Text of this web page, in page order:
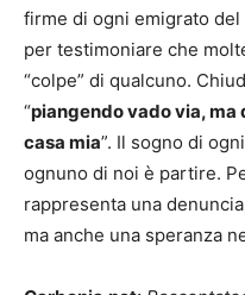
firme di ogni emigrato
per testimoniare che
“colpe” di qualcuno.
“piangendo vado via, ma
casa mia”. Il sogno di
ognuno di noi è partire.
rappresenta una
ma anche una speranza